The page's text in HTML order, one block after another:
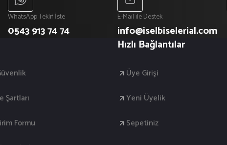
WhatsApp Teklif İste
0543 913 74 74
E-Mail ile Destek
info@iselbiselerial.com
Şartları
Formu
Hızlı Bağlantılar
Üye Girişi
Yeni Üyelik
Sepetiniz